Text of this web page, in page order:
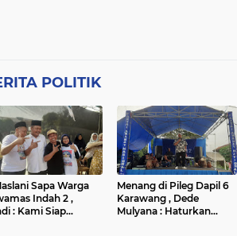
Połres Karawang.
Karawang Polri poĺri
TNI TNI WISATA
ciko polres garut
połres karawang
polres subang
połsek karawang
POLITIK
Sapa Warga
Indah 2 ,
: Kami Siap
Menang di Pileg Dapil 6
Karawang , Dede
Mulyana : Haturkan